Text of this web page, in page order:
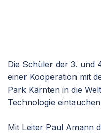
Die Schüler der 3. und
einer Kooperation mit
Park Kärnten in die
Technologie
Mit Leiter Paul Amann